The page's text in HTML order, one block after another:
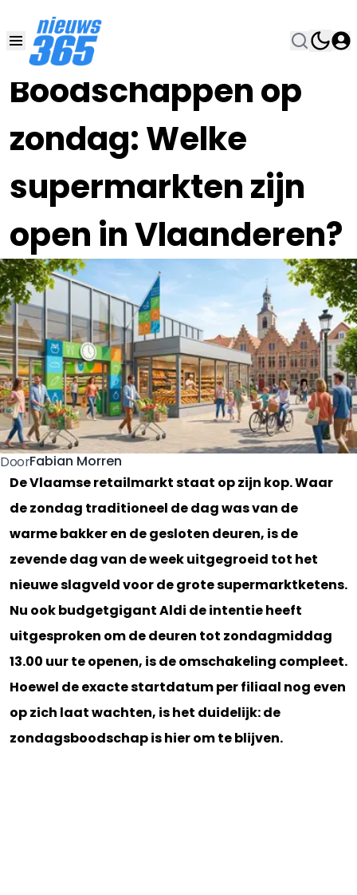
Boodschappen op
zondag: Welke
supermarkten zijn
open in Vlaanderen?
04 JUN , 11:00•
DoorFabian Morren
De Vlaamse retailmarkt staat op zijn kop. Waar
de zondag traditioneel de dag was van de
warme bakker en de gesloten deuren, is de
zevende dag van de week uitgegroeid tot het
nieuwe slagveld voor de grote supermarktketens.
Nu ook budgetgigant Aldi de intentie heeft
uitgesproken om de deuren tot zondagmiddag
13.00 uur te openen, is de omschakeling compleet.
Hoewel de exacte startdatum per filiaal nog even
op zich laat wachten, is het duidelijk: de
zondagsboodschap is hier om te blijven.